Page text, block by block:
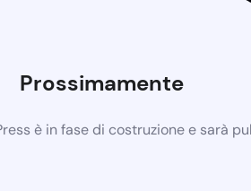
Prossimamente
è in fase di costruzione e sarà